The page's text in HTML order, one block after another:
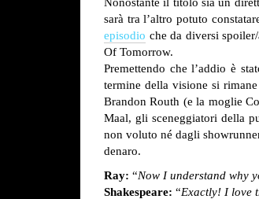
sarà tra l’altro potuto
episodio che da diversi
Of Tomorrow.
Premettendo che l’addio è
termine della visione si
Brandon Routh (e la moglie
Maal, gli sceneggiatori della
non voluto né dagli
denaro.
Ray: “Now I understand why
Shakespeare: “Exactly! I love